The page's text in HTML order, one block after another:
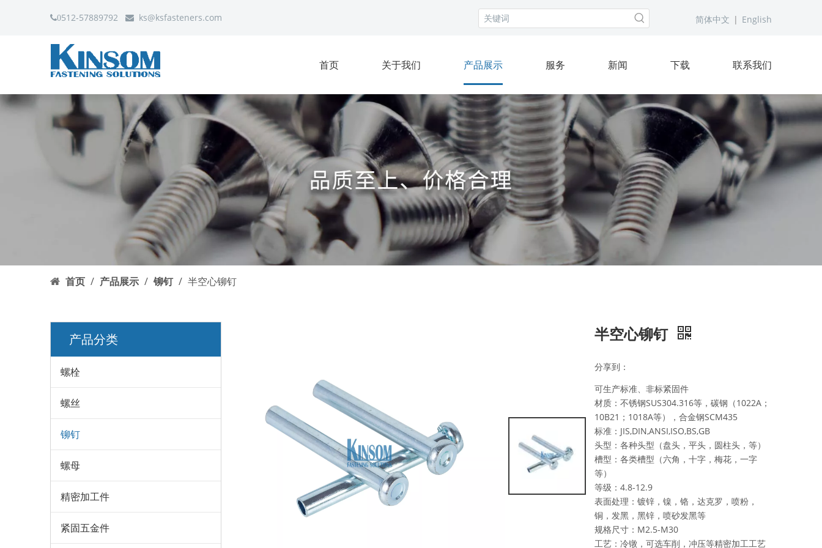
0512-57889792  ks@ksfasteners.com 简体中文 | English
首页 关于我们 产品展示 服务 新闻 下载 联系我们
首页 / 产品展示 / 铆钉 / 半空心铆钉
产品分类
螺栓
螺丝
铆钉
螺母
精密加工件
紧固五金件
半空心铆钉
分享到：
可生产标准、非标紧固件
材质：不锈钢SUS304.316等，碳钢（1022A；
10B21；1018A等），合金钢SCM435
标准：JIS,DIN,ANSI,ISO,BS,GB
头型：各种头型（盘头，平头，圆柱头，等）
槽型：各类槽型（六角，十字，梅花，一字
等）
等级：4.8-12.9
表面处理：镀锌，镍，铬，达克罗，喷粉，
铜，发黑，黑锌，喷砂发黑等
规格尺寸：M2.5-M30
工艺：冷镦，可选车削，冲压等精密加工工艺